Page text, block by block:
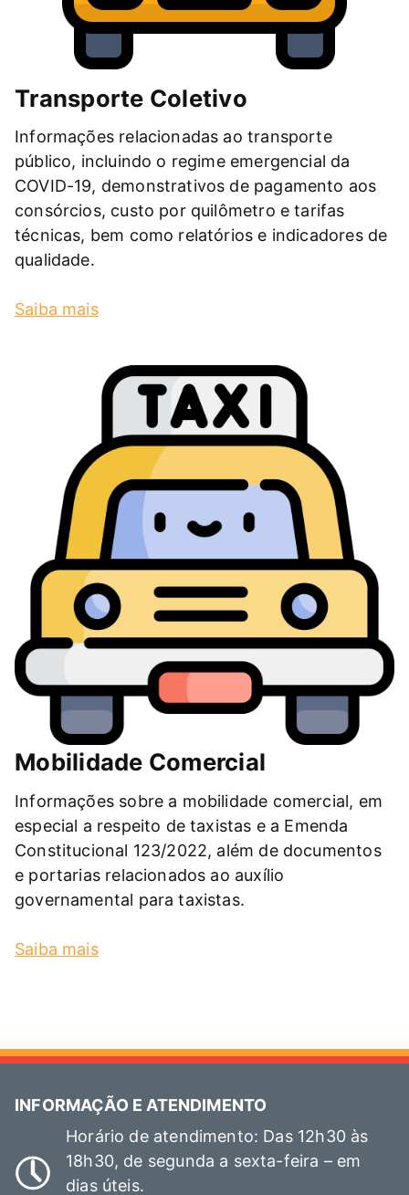
Transporte Coletivo
Informações relacionadas ao transporte
público, incluindo o regime emergencial da
COVID-19, demonstrativos de pagamento aos
consórcios, custo por quilômetro e tarifas
técnicas, bem como relatórios e indicadores de
qualidade.
Saiba mais
Mobilidade Comercial
Informações sobre a mobilidade comercial, em
especial a respeito de taxistas e a Emenda
Constitucional 123/2022, além de documentos
e portarias relacionados ao auxílio
governamental para taxistas.
Saiba mais
INFORMAÇÃO E ATENDIMENTO
Horário de atendimento: Das 12h30 às
18h30, de segunda a sexta-feira – em
dias úteis.